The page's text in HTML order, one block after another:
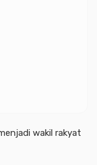
wakil rakyat